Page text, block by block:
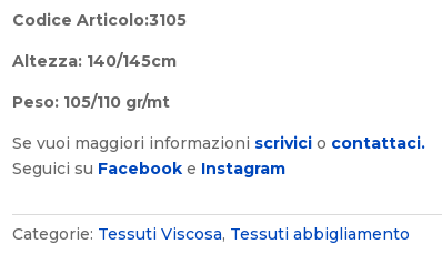
Codice Articolo:3105
Altezza: 140/145cm
Peso: 105/110 gr/mt
Se vuoi maggiori informazioni scrivici o contattaci.
Seguici su Facebooke Instagram
Categorie: Tessuti Viscosa, Tessuti abbigliamento